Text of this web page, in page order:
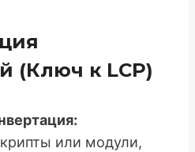
(Ключ к LCP)
или модули,